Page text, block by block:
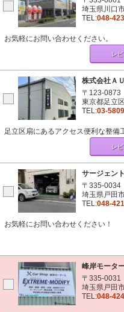
埼玉県川口
TEL:048-
お気軽にお問い合わせください。
レ
株式会社Ａ
〒123-0873
東京都足立
TEL:03-
足立区扇にあるアクセス便利な整備
レ
サージェント
〒335-0034
埼玉県戸田
TEL:048-
お気軽にお問い合わせください！
峰岸モータ
〒335-0031
埼玉県戸田
TEL:048-